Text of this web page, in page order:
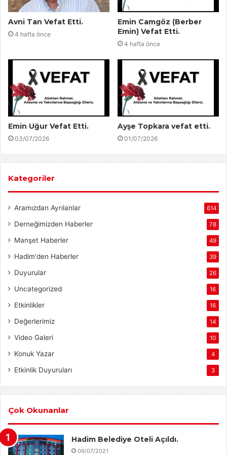
Avni Tan Vefat Etti.
4 hafta önce
Emin Camgöz (Berber
Emin) Vefat Etti.
4 hafta önce
Emin Uğur Vefat Etti.
03/07/2026
Ayşe Topkara vefat etti.
01/07/2026
Kategoriler
Aramızdan Ayrılanlar 614
Derneğimizden Haberler 78
Manşet Haberler 49
Hadim'den Haberler 39
Duyurular 26
Uncategorized 16
Etkinlikler 16
Değerlerimiz 14
Video Galeri 10
Konuk Yazar 4
Etkinlik Duyuruları 3
Çok Okunanlar
Hadim Belediye Oteli Açıldı.
09/07/2021